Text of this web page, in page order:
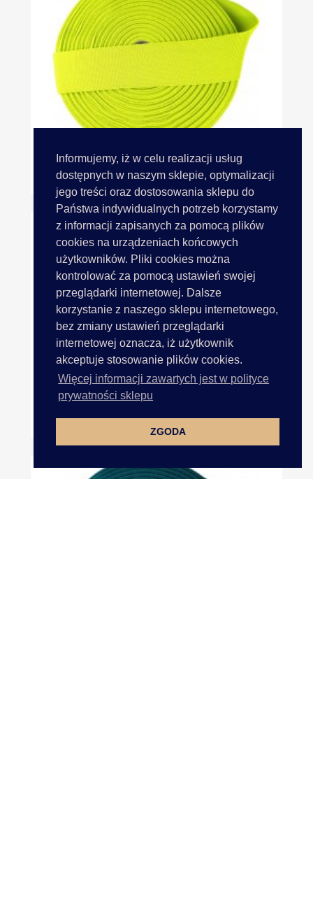
Informujemy, iż w celu realizacji usług
dostępnych w naszym sklepie, optymalizacji
jego treści oraz dostosowania sklepu do
Państwa indywidualnych potrzeb korzystamy
z informacji zapisanych za pomocą plików
cookies na urządzeniach końcowych
użytkowników. Pliki cookies można
kontrolować za pomocą ustawień swojej
przeglądarki internetowej. Dalsze
korzystanie z naszego sklepu internetowego,
bez zmiany ustawień przeglądarki
internetowej oznacza, iż użytkownik
akceptuje stosowanie plików cookies.
Więcej informacji zawartych jest w polityce
prywatności sklepu
ZGODA
Guma 50mm 5cm Tkana 4206...
Guma 50mm 5cm Tkana 7704...